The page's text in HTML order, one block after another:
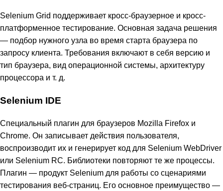
Selenium Grid поддерживает кросс-браузерное и кросс-
платформенное тестирование. Основная задача решения
— подбор нужного узла во время старта браузера по
запросу клиента. Требования включают в себя версию и
тип браузера, вид операционной системы, архитектуру
процессора и т. д.
Selenium IDE
Специальный плагин для браузеров Mozilla Firefox и
Chrome. Он записывает действия пользователя,
воспроизводит их и генерирует код для Selenium WebDriver
или Selenium RC. Библиотеки повторяют те же процессы.
Плагин — продукт Selenium для работы со сценариями
тестирования веб-страниц. Его основное преимущество —